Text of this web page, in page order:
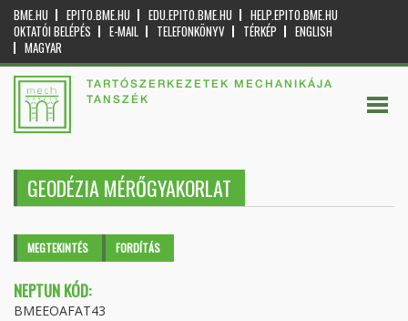
BME.HU EPITO.BME.HU EDU.EPITO.BME.HU
HELP.EPITO.BME.HU
OKTATÓI BELÉPÉS
E-MAIL TELEFONKÖNYV TÉRKÉP
ENGLISH
MAGYAR
TARTÓSZERKEZETEK MECHANIKÁJA
TANSZÉK
GEODÉZIA MÉRŐGYAKORLAT
Elsődleges fülek
MEGTEKINTÉS (AKTÍVFORDÍTÁS
NEPTUN KÓD:
BMEEOAFAT43